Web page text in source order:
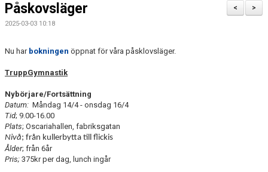
>
<
Påskovsläger
2025-03-03 10:18
Nu har bokningen öppnat för våra påsklovsläger.
TruppGymnastik
Nybörjare/Fortsättning
Datum: Måndag 14/4 - onsdag 16/4
Tid; 9.00-16.00
Plats; Oscariahallen, fabriksgatan
Nivå; från kullerbytta till flickis
Ålder; från 6år
Pris; 375kr per dag, lunch ingår